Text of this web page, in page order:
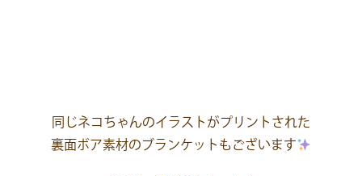
同じネコちゃんのイラストがプリントされた
裏面ボア素材のブランケットもございます